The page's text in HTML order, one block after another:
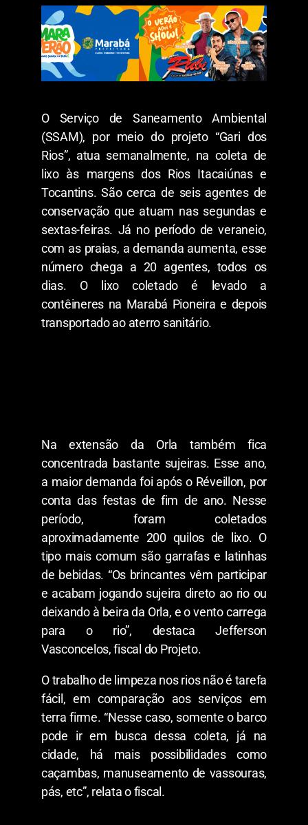
O Serviço de Saneamento Ambiental
(SSAM), por meio do projeto “Gari dos
Rios”, atua semanalmente, na coleta de
lixo às margens dos Rios Itacaiúnas e
Tocantins. São cerca de seis agentes de
conservação que atuam nas segundas e
sextas-feiras. Já no período de veraneio,
com as praias, a demanda aumenta, esse
número chega a 20 agentes, todos os
dias. O lixo coletado é levado a
contêineres na Marabá Pioneira e depois
transportado ao aterro sanitário.
Na extensão da Orla também fica
concentrada bastante sujeiras. Esse ano,
a maior demanda foi após o Réveillon, por
conta das festas de fim de ano. Nesse
período, foram coletados
aproximadamente 200 quilos de lixo. O
tipo mais comum são garrafas e latinhas
de bebidas. “Os brincantes vêm participar
e acabam jogando sujeira direto ao rio ou
deixando à beira da Orla, e o vento carrega
para o rio”, destaca Jefferson
Vasconcelos, fiscal do Projeto.
O trabalho de limpeza nos rios não é tarefa
fácil, em comparação aos serviços em
terra firme. “Nesse caso, somente o barco
pode ir em busca dessa coleta, já na
cidade, há mais possibilidades como
caçambas, manuseamento de vassouras,
pás, etc”, relata o fiscal.